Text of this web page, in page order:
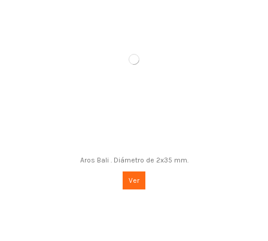
Aros Bali . Diámetro de 2x35 mm.
Ver